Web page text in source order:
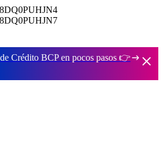
Crédito BCP en pocos pasos 👉